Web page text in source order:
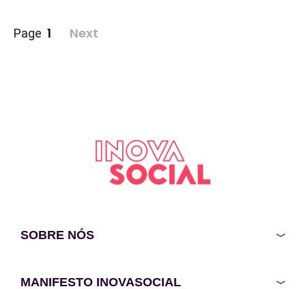
Paginação
Page 1 Next
SOBRE NÓS
MANIFESTO INOVASOCIAL